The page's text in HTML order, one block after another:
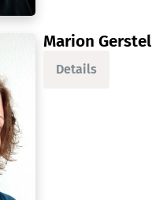
Marion Gerstel
Details